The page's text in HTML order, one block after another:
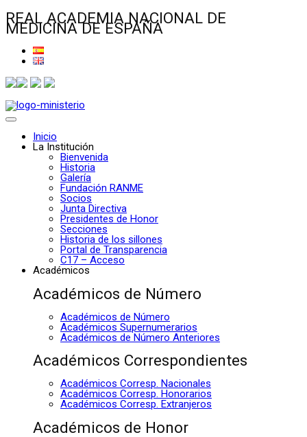
REAL ACADEMIA NACIONAL DE
MEDICINA DE ESPAÑA
Inicio
La Institución
Bienvenida
Historia
Galería
Fundación RANME
Socios
Junta Directiva
Presidentes de Honor
Secciones
Historia de los sillones
Portal de Transparencia
C17 – Acceso
Académicos
Académicos de Número
Académicos de Número
Académicos Supernumerarios
Académicos de Número Anteriores
Académicos Correspondientes
Académicos Corresp. Nacionales
Académicos Corresp. Honorarios
Académicos Corresp. Extranjeros
Académicos de Honor